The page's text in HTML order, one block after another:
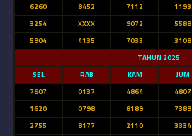
6260
8452 7112 1193
3254
XXXX 9072 5588
5904
4135 7033 3108
TAHUN 2025
SEL
RAB KAM JUM
7607
0137 4864 4807
1620
0798 8189 7389
2755
8177 2110 3334